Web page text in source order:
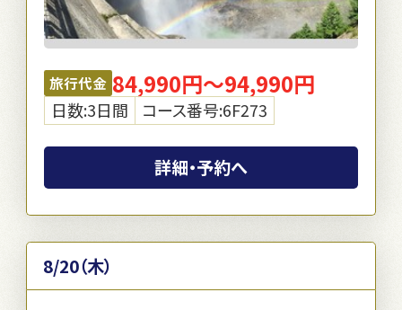
旅行代金 84,990円～94,990円
日数:3日間 コース番号:6F273
詳細・予約へ
8/20（木）